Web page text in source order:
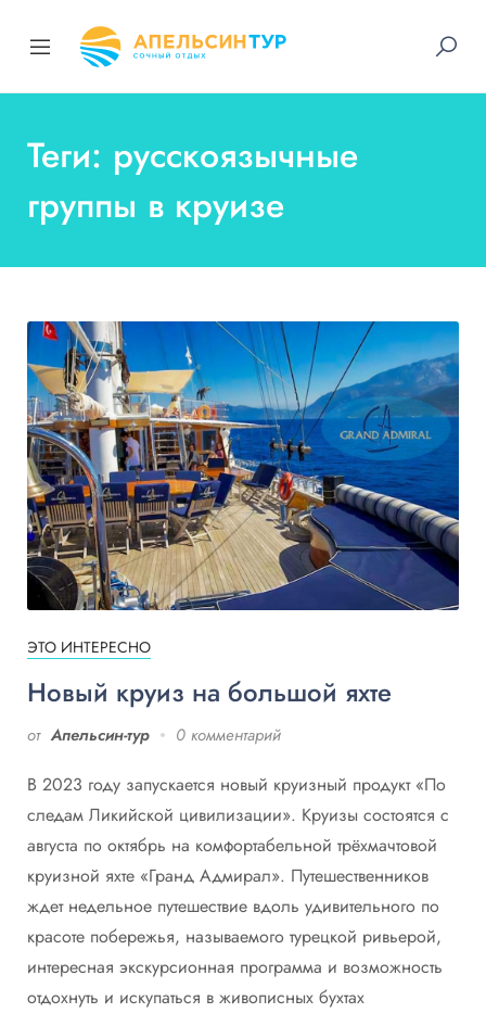
Теги: русскоязычные
группы в круизе
ЭТО ИНТЕРЕСНО
Новый круиз на большой яхте
от Апельсин-тур 0 комментарий
В 2023 году запускается новый круизный продукт «По
следам Ликийской цивилизации». Круизы состоятся с
августа по октябрь на комфортабельной трёхмачтовой
круизной яхте «Гранд Адмирал». Путешественников
ждет недельное путешествие вдоль удивительного по
красоте побережья, называемого турецкой ривьерой,
интересная экскурсионная программа и возможность
отдохнуть и искупаться в живописных бухтах